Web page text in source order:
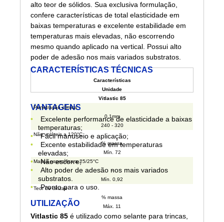
alto teor de sólidos. Sua exclusiva formulação,
confere características de total elasticidade em
baixas temperaturas e excelente estabilidade em
temperaturas mais elevadas, não escorrendo
mesmo quando aplicado na vertical. Possui alto
poder de adesão nos mais variados substratos.
CARACTERÍSTICAS TÉCNICAS
Características
Unidade
Vitlastic 85
Penetração cônica
0,1mm
240 - 320
Não voláteis a 120°C
% massa
Mín. 72
Massa específica a 25/25°C
-
Mín. 0,92
Teor de cinzas
% massa
Máx. 11
VANTAGENS
Excelente performance de elasticidade a baixas
temperaturas;
Fácil manuseio e aplicação;
Excente estabilidade em temperaturas
elevadas;
Não escorre;
Alto poder de adesão nos mais variados
substratos.
Pronto para o uso.
UTILIZAÇÃO
Vitlastic 85 é utilizado como selante para trincas,